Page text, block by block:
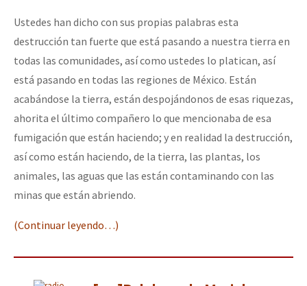
Ustedes han dicho con sus propias palabras esta
destrucción tan fuerte que está pasando a nuestra tierra en
todas las comunidades, así como ustedes lo platican, así
está pasando en todas las regiones de México. Están
acabándose la tierra, están despojándonos de esas riquezas,
ahorita el último compañero lo que mencionaba de esa
fumigación que están haciendo; y en realidad la destrucción,
así como están haciendo, de la tierra, las plantas, los
animales, las aguas que las están contaminando con las
minas que están abriendo.
(Continuar leyendo…)